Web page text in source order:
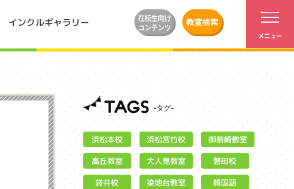
インクルギャラリー
TAGS
浜松本校 浜松宮竹校 御前崎教室
高丘教室 大人見教室
磐田校
袋井校
染地台教室 韓国語